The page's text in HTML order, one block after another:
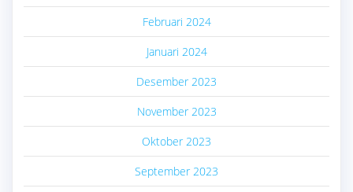
Februari 2024
Januari 2024
Desember 2023
November 2023
Oktober 2023
September 2023